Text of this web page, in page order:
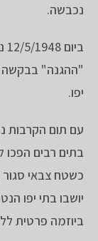
נכבשה.
"ההגנה" בבקשה
יפו.
בתים רבים הפכו
כשטח צבאי סגור
יושבו בתי יפו
ביוזמה פרטית